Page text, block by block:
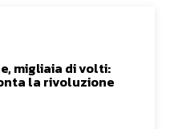
migliaia di volti:
la rivoluzione